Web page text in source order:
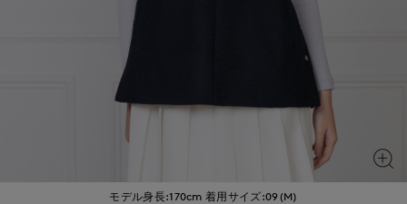
モデル身長:170cm 着用サイズ:09(M)